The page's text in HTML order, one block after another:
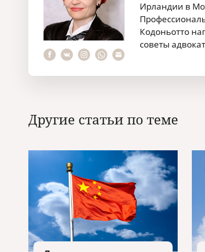
Ирландии в
Кодоньотто
советы
Другие статьи по теме